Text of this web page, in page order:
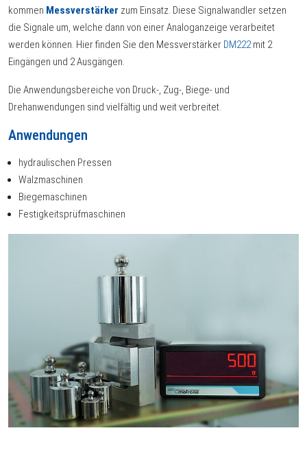
kommen Messverstärker zum Einsatz. Diese Signalwandler setzen
die Signale um, welche dann von einer Analoganzeige verarbeitet
werden können. Hier finden Sie den Messverstärker DM222mit 2
Eingängen und 2 Ausgängen.
Die Anwendungsbereiche von Druck-, Zug-, Biege- und
Drehanwendungen sind vielfältig und weit verbreitet.
Anwendungen
hydraulischen Pressen
Walzmaschinen
Biegemaschinen
Festigkeitsprüfmaschinen